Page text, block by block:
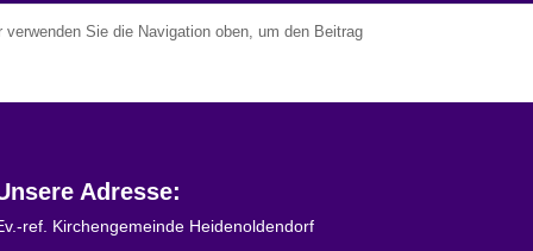
Sie die Navigation oben, um den Beitrag
Adresse:
ref. Kirchengemeinde Heidenoldendorf